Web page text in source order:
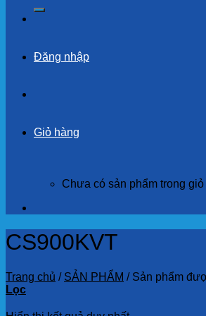
Đăng nhập
Giỏ hàng
Chưa có sản phẩm trong giỏ
CS900KVT
Trang chủ / SẢN PHẨM /Sản phẩm
Lọc